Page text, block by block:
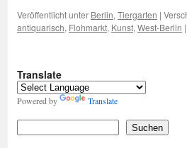
Veröffentlicht unter Berlin, Tiergarten |
antiquarisch, Flohmarkt, Kunst, West-Berlin |
Translate
Powered by Translate
Suchen